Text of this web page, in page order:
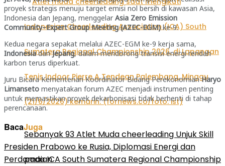
Sebanyak 93 Atlet Muda cheerleading Unjuk Skill
pada ICA South Sumatera Regional Championship
proyek strategis menuju target emisi nol bersih di kawasan Asia,
Indonesia dan Jepang, menggelar Asia Zero Emission
Community–Expert Group Meeting (AZEC-EGM)ke-9.
Kedua negara sepakat melalui AZEC-EGM ke-9 kerja sama,
IndonesiadanJepang, dalam mendorong transisi energi rendah
karbon terus diperkuat.
Juru Bicara Kementerian Koordinator Bidang PerekonomianHaryo
Limanseto menyatakan forum AZEC menjadi instrumen penting
untuk memastikan proyek dekarbonisasi tidak berhenti di tahap
perencanaan.
BacaJuga
Presiden Prabowo ke Rusia, Diplomasi Energi dan
Perdamaian